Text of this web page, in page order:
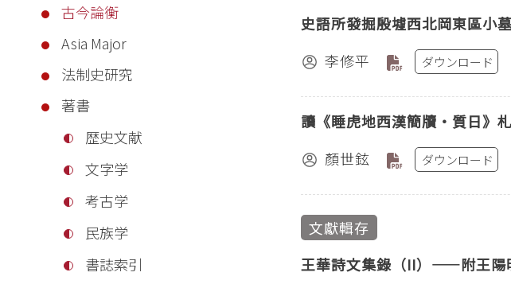
古今論衡
Asia Major
法制史研究
著書
歴史文献
文字学
考古学
民族学
書誌索引
史語所發掘殷墟西北岡東區小
李修平
ダウンロード
讀《睡虎地西漢簡牘‧質日》
顏世鉉
ダウンロード
文獻輯存
王華詩文集錄（II）——附王陽